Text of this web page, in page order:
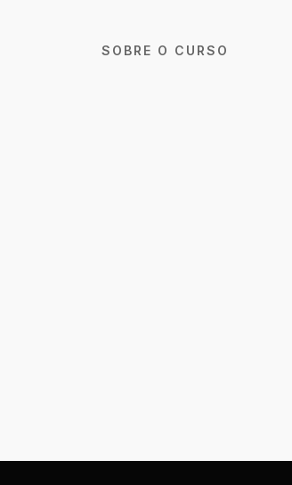
SOBRE O CURSO